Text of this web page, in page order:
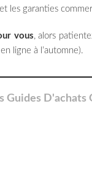
les garanties
vous, alors
ligne à l’automne).
Guides